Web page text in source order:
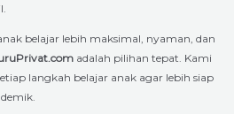
belajar lebih maksimal, nyaman, dan
adalah pilihan tepat. Kami
langkah belajar anak agar lebih siap